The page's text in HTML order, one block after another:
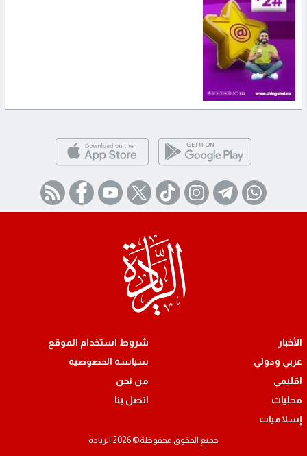
الأخبار
عربي ودولي
اقليمي
محليات
إسلاميات
شروط استخدام الموقع
سياسة الخصوصية
من نحن
اتصل بنا
جميع الحقوق محفوظة© 2026 الريادة